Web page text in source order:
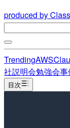
produced by
TrendingAWS
社説明会勉強会事
目次